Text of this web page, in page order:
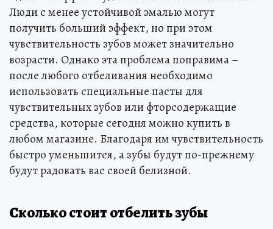
Люди с менее устойчивой эмалью могут
получить больший эффект, но при этом
чувствительность зубов может значительно
возрасти. Однако эта проблема поправима –
после любого отбеливания необходимо
использовать специальные пасты для
чувствительных зубов или фторсодержащие
средства, которые сегодня можно купить в
любом магазине. Благодаря им чувствительность
быстро уменьшится, а зубы будут по-прежнему
будут радовать вас своей белизной.
Сколько стоит отбелить зубы